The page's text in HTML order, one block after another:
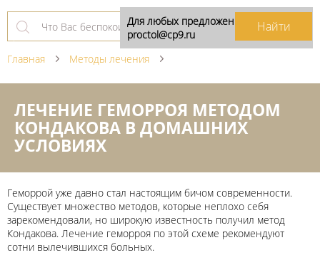
Главная Методы лечения
ЛЕЧЕНИЕ ГЕМОРРОЯ МЕТОДОМ
КОНДАКОВА В ДОМАШНИХ
УСЛОВИЯХ
Геморрой уже давно стал настоящим бичом современности.
Существует множество методов, которые неплохо себя
зарекомендовали, но широкую известность получил метод
Кондакова. Лечение геморроя по этой схеме рекомендуют
сотни вылечившихся больных.
Для любых предложений по сайту:
proctol@cp9.ru